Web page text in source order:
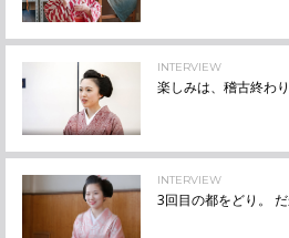
INTERVIEW
楽しみは、稽古終わ
INTERVIEW
3回目の都をどり。